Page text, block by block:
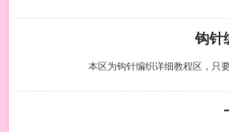
钩针
本区为钩针编织详细教程区，只